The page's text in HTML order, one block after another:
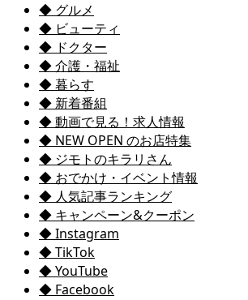
◆ グルメ
◆ ビューティ
◆ ドクター
◆ 介護・福祉
◆ 暮らす
◆ 新着番組
◆ 動画で見る！求人情報
◆ NEW OPEN のお店特集
◆ ジモトのキラリさん
◆ おでかけ・イベント情報
◆ 人気記事ランキング
◆ キャンペーン&クーポン
◆ Instagram
◆ TikTok
◆ YouTube
◆ Facebook